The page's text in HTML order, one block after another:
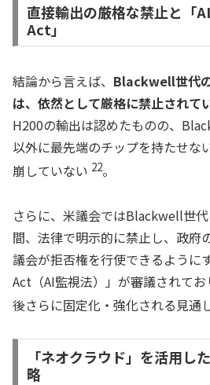
直接輸出の厳格な禁止と「
Act」
結論から言えば、 Blackwell世代
は、依然として厳格に禁止されて
H200の輸出は認めたものの、
以外に最先端のチップを持たせな
崩していない 22。
さらに、米議会ではBlackwell世
間、法律で明示的に禁止し、政府
議会が拒否権を行使できるように
Act（AI監視法）」が審議されて
後さらに固定化・強化される見通
「ネオクラウド」を活用し
略